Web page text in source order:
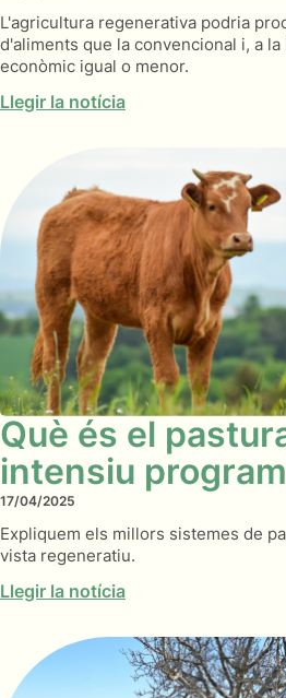
L'agricultura regenerativa podria
d'aliments que la convencional i, a
econòmic igual o menor.
Llegir la notícia
Què és el
intensiu
17/04/2025
Expliquem els millors sistemes de
vista regeneratiu.
Llegir la notícia